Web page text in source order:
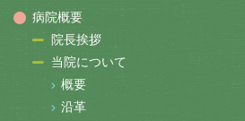
病院概要
院長挨拶
当院について
概要
沿革